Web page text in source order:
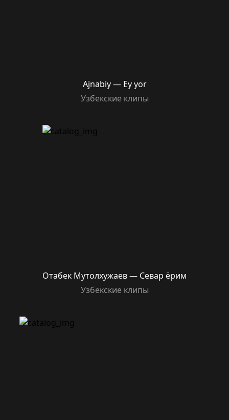
Ajnabiy — Ey yor
Узбекские клипы
Отабек Мутолхужаев — Севар ёрим
Узбекские клипы